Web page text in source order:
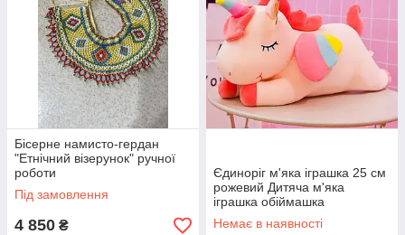
Бісерне намисто-гердан
"Етнічний візерунок" ручної
роботи
Під замовлення
4 850 ₴
Єдиноріг м'яка іграшка 25 см
рожевий Дитяча м'яка
іграшка обіймашка
Єдиноріжка
Немає в наявності